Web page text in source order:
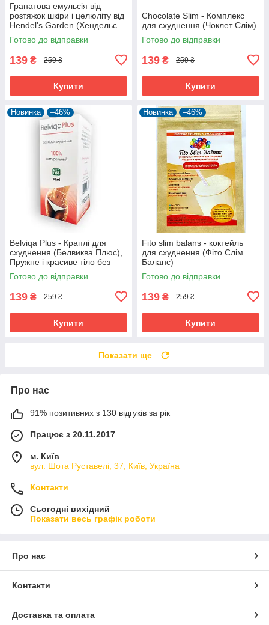
Гранатова емульсія від
розтяжок шкіри і целюліту від
Hendel's Garden (Хендельс
Гаден)
Готово до відправки
139 ₴ 259 ₴
Купити
Chocolate Slim - Комплекс
для схуднення (Чоклет Слім)
Готово до відправки
139 ₴ 259 ₴
Купити
Новинка –46%
Belviqa Plus - Краплі для
схуднення (Белвиква Плюс),
Пружне і красиве тіло без
целюліту
Готово до відправки
139 ₴ 259 ₴
Купити
Новинка –46%
Fito slim balans - коктейль
для схуднення (Фіто Слім
Баланс)
Готово до відправки
139 ₴ 259 ₴
Купити
Показати ще
Про нас
91% позитивних з 130 відгуків за рік
Працює з 20.11.2017
м. Київ
вул. Шота Руставелі, 37, Київ, Україна
Контакти
Сьогодні вихідний
Показати весь графік роботи
Про нас
Контакти
Доставка та оплата